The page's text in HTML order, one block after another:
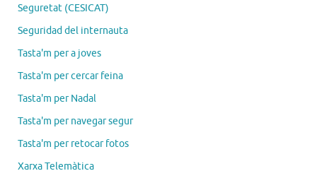
Seguretat (CESICAT)
Seguridad del internauta
Tasta'm per a joves
Tasta'm per cercar feina
Tasta'm per Nadal
Tasta'm per navegar segur
Tasta'm per retocar fotos
Xarxa Telemàtica